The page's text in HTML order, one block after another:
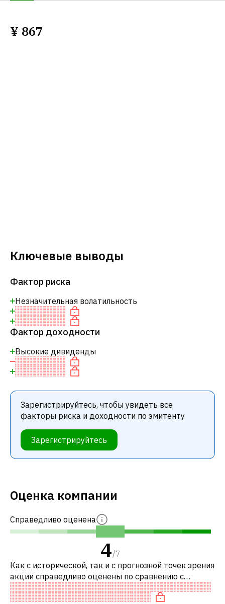
¥ 867
Ключевые выводы
Фактор риска
Незначительная волатильность
Фактор доходности
Высокие дивиденды
Зарегистрируйтесь, чтобы увидеть все
факторы риска и доходности по эмитенту
Зарегистрируйтесь
Оценка компании
Справедливо оценена
4/7
Как с исторической, так и с прогнозной точек зрения
акции справедливо оценены по сравнению с
аналогичными акциями. В частности, акция
компании разумно оценена по P/E и сп